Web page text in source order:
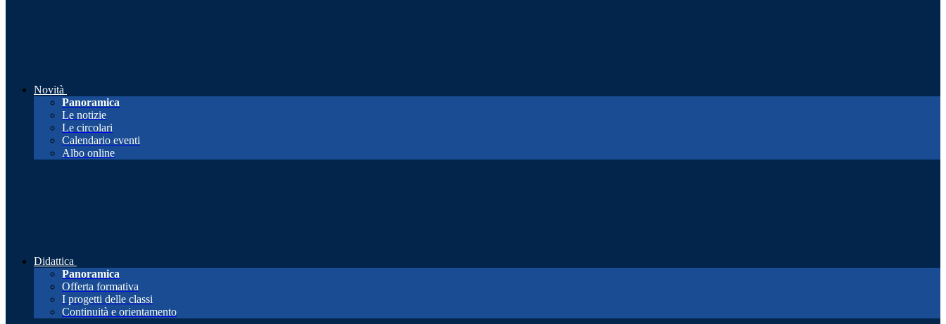
Novità
Panoramica
Le notizie
Le circolari
Calendario eventi
Albo online
Didattica
Panoramica
Offerta formativa
I progetti delle classi
Continuità e orientamento